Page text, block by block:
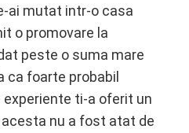
ai mutat intr-o casa
o promovare la
peste o suma mare
ca foarte probabil
ti-a oferit un
nu a fost atat de